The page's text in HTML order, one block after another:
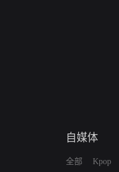
自媒体
全部
Kpop